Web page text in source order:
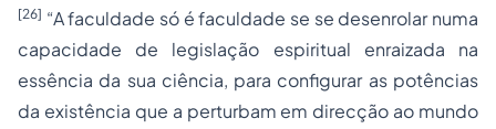
[26] “A faculdade só é faculdade se se desenrolar numa
capacidade de legislação espiritual enraizada na
essência da sua ciência, para configurar as potências
da existência que a perturbam em direcção ao mundo